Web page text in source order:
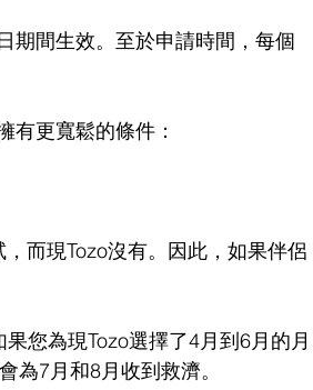
期間生效。至於申請時間，每個
有更寬鬆的條件：
而現Tozo沒有。因此，如果伴侶
您為現Tozo選擇了4月到6月的月
為7月和8月收到救濟。